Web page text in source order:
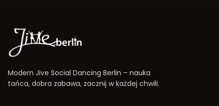
Modern Jive Social Dancing Berlin – nauka
tańca, dobra zabawa, zacznij w każdej chwili.